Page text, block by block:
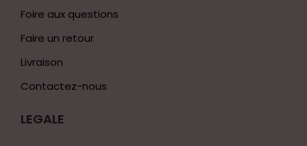
Foire aux questions
Faire un retour
Livraison
Contactez-nous
LEGALE